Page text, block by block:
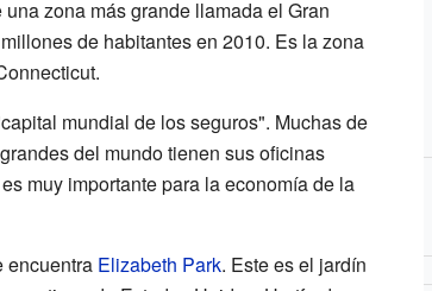
una zona más grande llamada el Gran
de habitantes en 2010. Es la zona
mundial de los seguros". Muchas de
del mundo tienen sus oficinas
muy importante para la economía de la
encuentra Elizabeth Park. Este es el jardín